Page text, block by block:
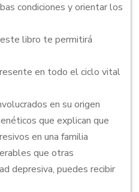
condiciones y orientar los
libro te permitirá
en todo el ciclo vital
en su origen
que explican que
en una familia
que otras
depresiva, puedes recibir